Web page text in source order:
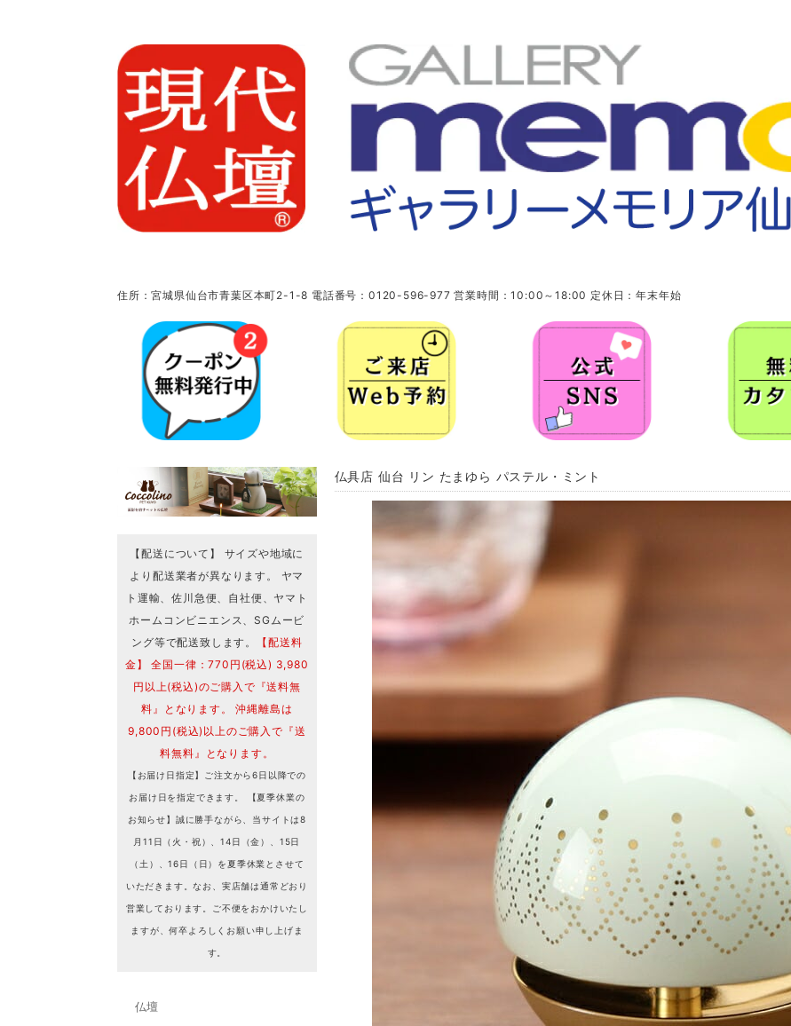
住所：宮城県仙台市青葉区本町2-1-8 電話番号：0120-596-977 営業時間：10:00～18:00 定休日：年末年始
【配送について】 サイズや地域に
より配送業者が異なります。 ヤマ
ト運輸、佐川急便、自社便、ヤマト
ホームコンビニエンス、SGムービ
ング等で配送致します。
【配送料
金】 全国一律：770円(税込) 3,980
円以上(税込)のご購入で『送料無
料』となります。 沖縄離島は
9,800円(税込)以上のご購入で『送
料無料』となります。
【お届け日指定】ご注文から6日以降での
お届け日を指定できます。 【夏季休業の
お知らせ】誠に勝手ながら、当サイトは8
月11日（火・祝）、14日（金）、15日
（土）、16日（日）を夏季休業とさせて
いただきます。なお、実店舗は通常どおり
営業しております。ご不便をおかけいたし
ますが、何卒よろしくお願い申し上げま
す。
仏壇
仏具店 仙台 リン たまゆら パステル・ミント